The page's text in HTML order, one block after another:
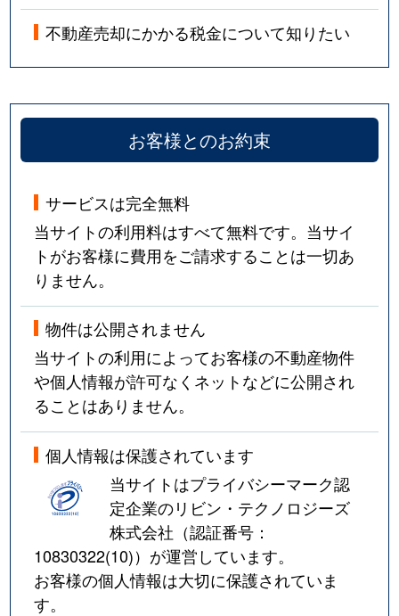
不動産売却にかかる税金について知りたい
お客様とのお約束
サービスは完全無料
当サイトの利用料はすべて無料です。当サイ
トがお客様に費用をご請求することは一切あ
りません。
物件は公開されません
当サイトの利用によってお客様の不動産物件
や個人情報が許可なくネットなどに公開され
ることはありません。
個人情報は保護されています
当サイトはプライバシーマーク認
定企業のリビン・テクノロジーズ
株式会社（認証番号：
10830322(10)）が運営しています。
お客様の個人情報は大切に保護されていま
す。